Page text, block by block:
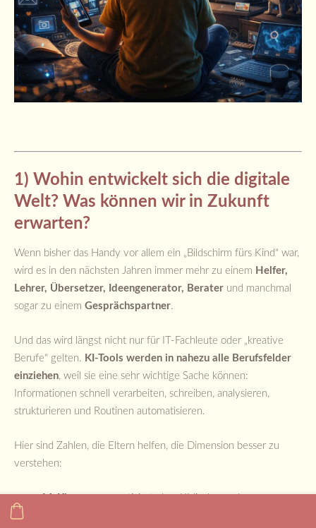
1) Wohin entwickelt sich die digitale
Welt? Was können wir in Zukunft
erwarten?
Wenn bisher das Handy vor allem ein „Bildschirm fürs Kind“ war,
wird es in den nächsten Jahren immer mehr zu einem Helfer,
Lehrer, Übersetzer, Ideengenerator, Berater und manchmal
sogar zu einem Gesprächspartner.
Und das wird längst nicht nur für IT-Fachleute oder „kreative
Berufe“ gelten. KI-Tools werden in nahezu alle Berufsfelder
einziehen, weil sie eine sehr wichtige Sache können:
Informationen schnell verarbeiten, schreiben, analysieren,
strukturieren und Routinen automatisieren.
Hier sind Zahlen, die Eltern helfen, die Dimension besser zu
verstehen:
McKinseyprognostiziert, dass KI (insbesondere